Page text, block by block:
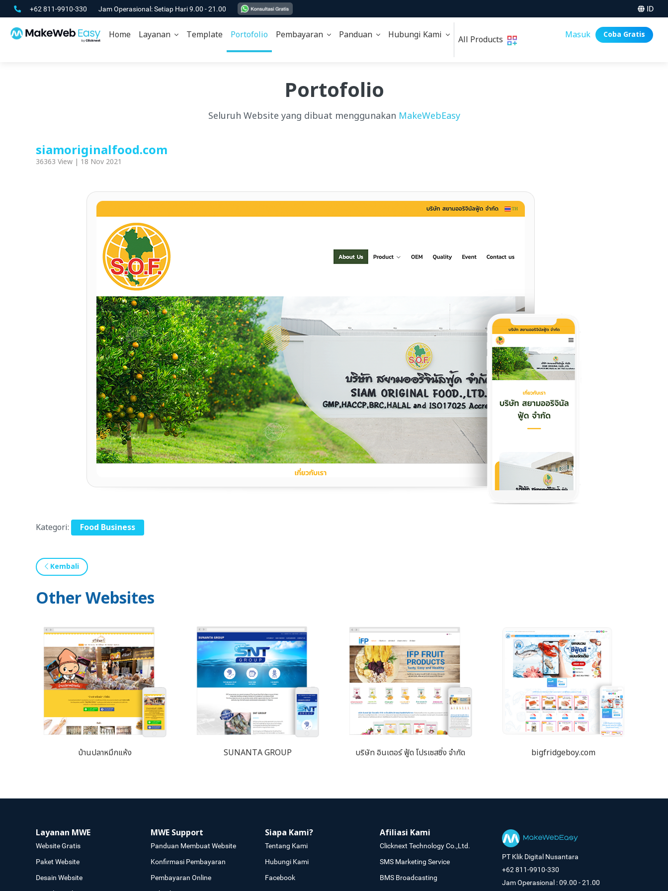
+62 811-9910-330 Jam Operasional: Setiap Hari 9.00 - 21.00 ID
Home Layanan Template Portofolio Pembayaran Panduan Hubungi Kami All Products Masuk Coba Gratis
Portofolio
Seluruh Website yang dibuat menggunakan MakeWebEasy
siamoriginalfood.com
36363 View | 18 Nov 2021
Kategori: Food Business
Kembali
Other Websites
บ้านปลาหมึกแห้ง SUNANTA GROUP บริษัท อินเตอร์ ฟู้ด โปรเซสซิ่ง จำกัด bigfridgeboy.com
Layanan MWE
Website Gratis
Paket Website
Desain Website
MWE Support
Panduan Membuat Website
Konfirmasi Pembayaran
Pembayaran Online
Siapa Kami?
Tentang Kami
Hubungi Kami
Facebook
Afiliasi Kami
Clicknext Technology Co.,Ltd.
SMS Marketing Service
BMS Broadcasting
PT Klik Digital Nusantara
+62 811-9910-330
Jam Operasional : 09.00 - 21.00